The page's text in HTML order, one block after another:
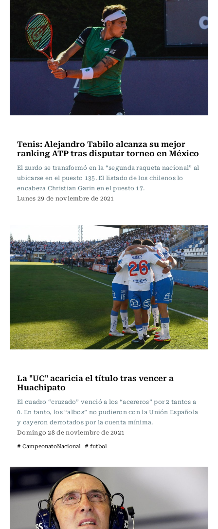
Tenis: Alejandro Tabilo alcanza su mejor
ranking ATP tras disputar torneo en México
El zurdo se transformó en la “segunda raqueta nacional” al
ubicarse en el puesto 135. El listado de los chilenos lo
encabeza Christian Garin en el puesto 17.
Lunes 29 de noviembre de 2021
La "UC" acaricia el título tras vencer a
Huachipato
El cuadro “cruzado” venció a los “acereros” por 2 tantos a
0. En tanto, los “albos” no pudieron con la Unión Española
y cayeron derrotados por la cuenta mínima.
Domingo 28 de noviembre de 2021
# CampeonatoNacional # futbol